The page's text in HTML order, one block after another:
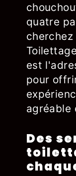
quatre
cherchez
est
pour
agréable
Des